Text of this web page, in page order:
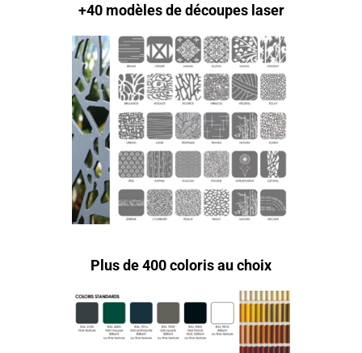
+40 modèles de découpes laser
Plus de 400 coloris au choix